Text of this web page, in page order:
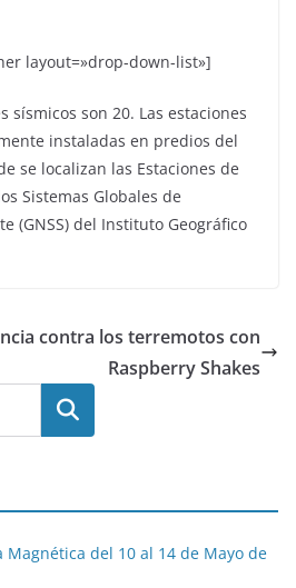
layout=»drop-down-list»]
sísmicos son 20. Las estaciones
instaladas en predios del
se localizan las Estaciones de
Sistemas Globales de
(GNSS) del Instituto Geográfico
contra los terremotos con
Raspberry Shakes
Buscar
Magnética del 10 al 14 de Mayo de